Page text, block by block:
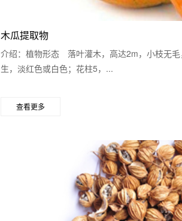
木瓜提取物
介绍：植物形态 落叶灌木，高达2m，小枝无
生，淡红色或白色；花柱5，...
查看更多